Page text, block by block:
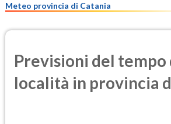
Meteo provincia di Catania
Previsioni del tempo
località in provincia